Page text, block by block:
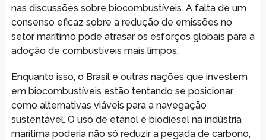
nas discussões sobre biocombustíveis. A falta de um
consenso eficaz sobre a redução de emissões no
setor marítimo pode atrasar os esforços globais para a
adoção de combustíveis mais limpos.
Enquanto isso, o Brasil e outras nações que investem
em biocombustíveis estão tentando se posicionar
como alternativas viáveis para a navegação
sustentável. O uso de etanol e biodiesel na indústria
marítima poderia não só reduzir a pegada de carbono,